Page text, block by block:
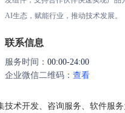
AI生态，赋能行业，推动技术发展。
联系信息
服务时间： 00:00-24:00
企业微信二维码： 查看
技术开发、咨询服务、软件服